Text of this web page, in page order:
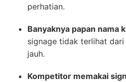
perhatian.
Banyaknya papan nama
signage tidak terlihat
jauh.
Kompetitor memakai